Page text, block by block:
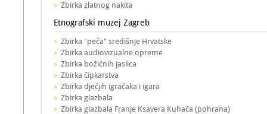
Zbirka zlatnog nakita
Etnografski muzej Zagreb
Zbirka "peča" središnje Hrvatske
Zbirka audiovizualne opreme
Zbirka božićnih jaslica
Zbirka čipkarstva
Zbirka dječjih igračaka i igara
Zbirka glazbala
Zbirka glazbala Franje Ksavera Kuhača (pohrana)